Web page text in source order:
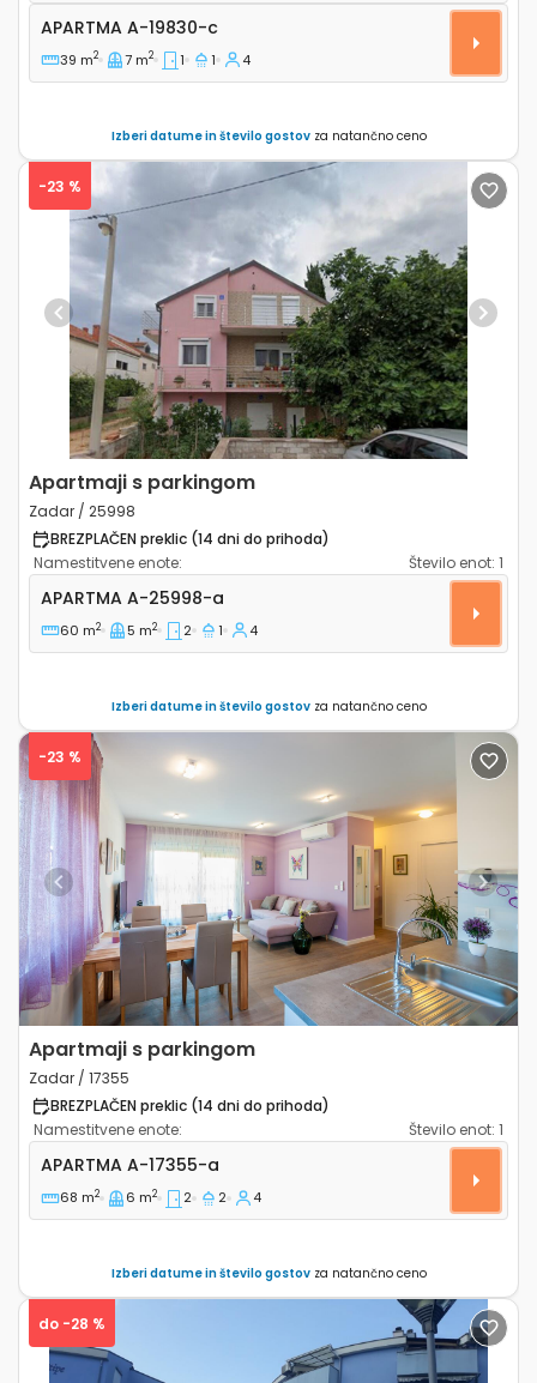
Apartma A-19830-c
APARTMA A-19830-c
39 m2 7 m2 1 1 4
Izberi datume in število gostovza natančno ceno
Previous Next
-23 %
Apartmaji s parkingom
Zadar / 25998
BREZPLAČEN preklic (14 dni do prihoda)
Namestitvene enote:
Število enot: 1
Dvosobni apartma Zadar A-25998-a
APARTMA A-25998-a
60 m2 5 m2 2 1 4
Izberi datume in število gostovza natančno ceno
Previous Next
-23 %
Apartmaji s parkingom
Zadar / 17355
BREZPLAČEN preklic (14 dni do prihoda)
Namestitvene enote:
Število enot: 1
Dvosobni apartma Zadar A-17355-a
APARTMA A-17355-a
68 m2 6 m2 2 2 4
Izberi datume in število gostovza natančno ceno
do -28 %